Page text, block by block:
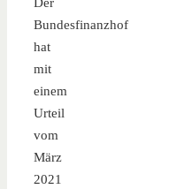
Bundesfinanzhof
hat
mit
einem
Urteil
vom
März
2021